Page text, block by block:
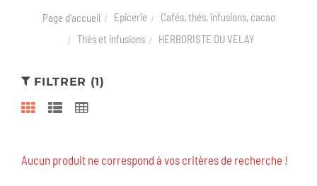
Page d'accueil Epicerie
Cafés, thés, infusions, cacao
Thés et infusions
HERBORISTE DU VELAY
FILTRER (1)
Aucun produit ne correspond à vos critères de recherche !